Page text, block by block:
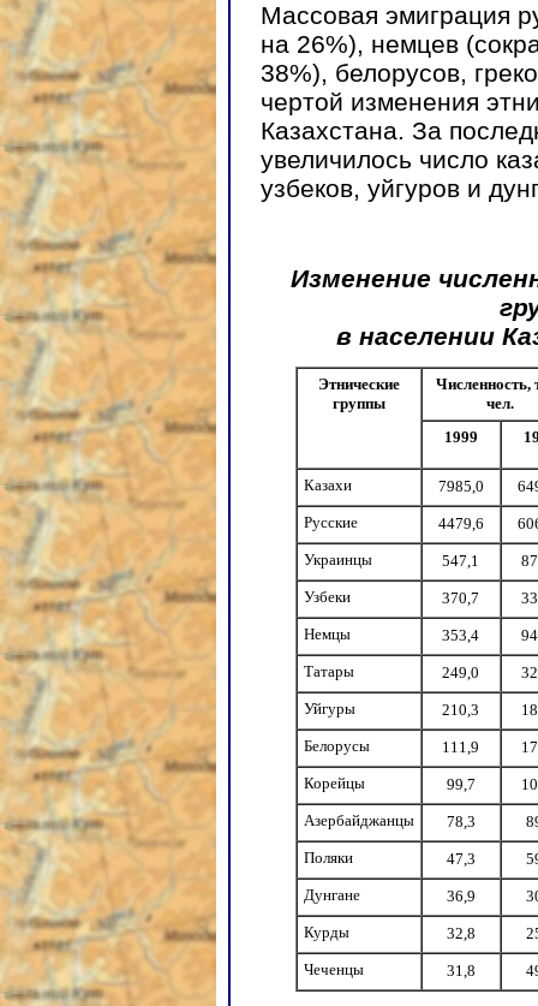
Массовая эмиграция
на 26%), немцев
38%), белорусов,
чертой изменения
Казахстана. За
увеличилось число
узбеков, уйгуров и
Изменение
в населении
Этнические
группы
Численность,
чел.
1999
Казахи 7985,0
Русские
4479,6
Украинцы
547,1
Узбеки
370,7
Немцы
353,4
Татары
249,0
Уйгуры
210,3
Белорусы
111,9
Корейцы
99,7
Азербайджанцы
78,3
Поляки
47,3
Дунгане
36,9
Курды
32,8
Чеченцы
31,8